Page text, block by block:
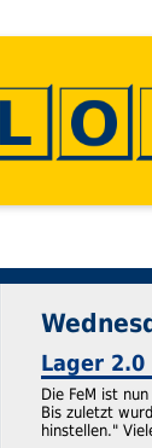
Lager 2.0
Die FeM ist
Bis zuletzt
hinstellen."